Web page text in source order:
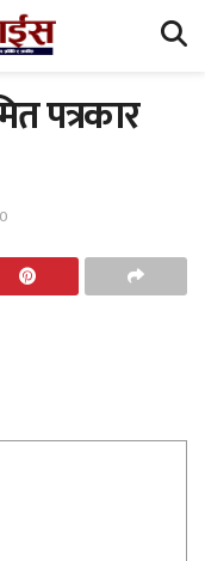
पत्रकार